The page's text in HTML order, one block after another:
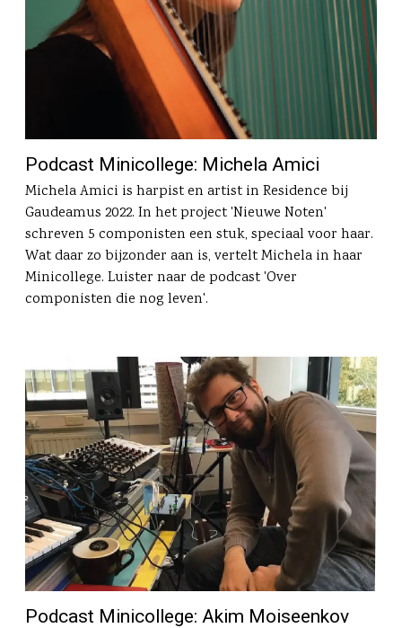
Podcast Minicollege: Michela Amici
Michela Amici is harpist en artist in Residence bij
Gaudeamus 2022. In het project 'Nieuwe Noten'
schreven 5 componisten een stuk, speciaal voor haar.
Wat daar zo bijzonder aan is, vertelt Michela in haar
Minicollege. Luister naar de podcast 'Over
componisten die nog leven'.
Podcast Minicollege: Akim Moiseenkov